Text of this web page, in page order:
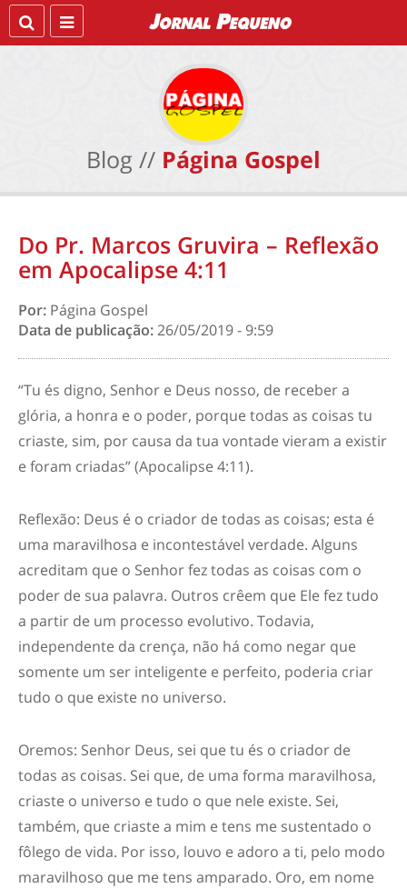
Blog // Página Gospel
Do Pr. Marcos Gruvira – Reflexão
em Apocalipse 4:11
Por: Página Gospel
Data de publicação:26/05/2019 - 9:59
“Tu és digno, Senhor e Deus nosso, de receber a
glória, a honra e o poder, porque todas as coisas tu
criaste, sim, por causa da tua vontade vieram a existir
e foram criadas” (Apocalipse 4:11).
Reflexão: Deus é o criador de todas as coisas; esta é
uma maravilhosa e incontestável verdade. Alguns
acreditam que o Senhor fez todas as coisas com o
poder de sua palavra. Outros crêem que Ele fez tudo
a partir de um processo evolutivo. Todavia,
independente da crença, não há como negar que
somente um ser inteligente e perfeito, poderia criar
tudo o que existe no universo.
Oremos: Senhor Deus, sei que tu és o criador de
todas as coisas. Sei que, de uma forma maravilhosa,
criaste o universo e tudo o que nele existe. Sei,
também, que criaste a mim e tens me sustentado o
fôlego de vida. Por isso, louvo e adoro a ti, pelo modo
maravilhoso que me tens amparado. Oro, em nome